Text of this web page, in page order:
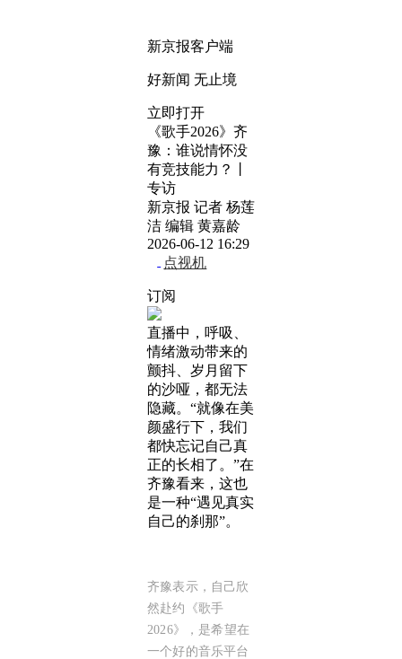
新京报客户端
好新闻 无止境
立即打开
《歌手2026》齐
豫：谁说情怀没
有竞技能力？丨
专访
新京报 记者 杨莲
洁 编辑 黄嘉龄
2026-06-12 16:29
点视机
订阅
直播中，呼吸、
情绪激动带来的
颤抖、岁月留下
的沙哑，都无法
隐藏。“就像在美
颜盛行下，我们
都快忘记自己真
正的长相了。”在
齐豫看来，这也
是一种“遇见真实
自己的刹那”。
齐豫表示，自己欣
然赴约《歌手
2026》，是希望在
一个好的音乐平台